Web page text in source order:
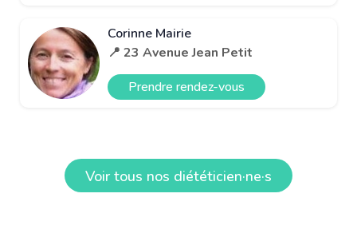
Corinne Mairie
📍 23 Avenue Jean Petit
Prendre rendez-vous
Voir tous nos diététicien·ne·s